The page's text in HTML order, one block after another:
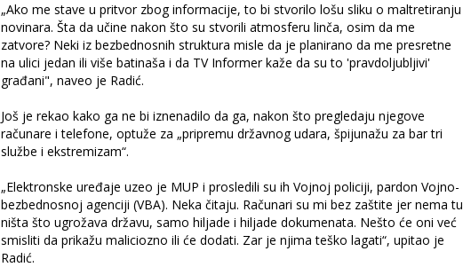
„Ako me stave u pritvor zbog informacije, to bi stvorilo lošu sliku o maltretiranju
novinara. Šta da učine nakon što su stvorili atmosferu linča, osim da me
zatvore? Neki iz bezbednosnih struktura misle da je planirano da me presretne
na ulici jedan ili više batinaša i da TV Informer kaže da su to 'pravdoljubljivi'
građani", naveo je Radić.
Još je rekao kako ga ne bi iznenadilo da ga, nakon što pregledaju njegove
računare i telefone, optuže za „pripremu državnog udara, špijunažu za bar tri
službe i ekstremizam“.
„Elektronske uređaje uzeo je MUP i prosledili su ih Vojnoj policiji, pardon Vojno-
bezbednosnoj agenciji (VBA). Neka čitaju. Računari su mi bez zaštite jer nema tu
ništa što ugrožava državu, samo hiljade i hiljade dokumenata. Nešto će oni već
smisliti da prikažu maliciozno ili će dodati. Zar je njima teško lagati“, upitao je
Radić.